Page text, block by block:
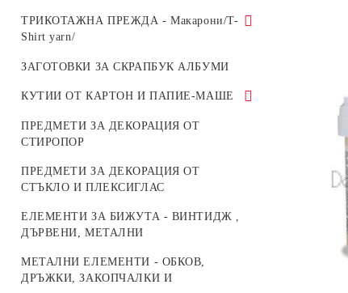
РАМКИ
ВЕЛИКДЕНСКИ
ДЕКОРАТИВНИ ФИГУРИ, ОСНОВИ
ЕДНА КУКА
ОСНОВИ ЗА БРОДИРАНИ БИЖУТА
БУКВИ И ЦИФРИ
ЖИВОТНИ
ОСНОВИ И МЕХАНИЗМИ ЗА
ЧАСОВНИЦИ
ТРИКОТАЖНА ПРЕЖДА - Макарони/T-
Shirt yarn/
ДЪРВЕНИ ОСНОВИ ЗА ПЛЕТЕНИ
Макарони/T-Shirt yarn
КАТАРАМИ И АКСЕСОАРИ ЗА
ЗАГОТОВКИ ЗА СКРАПБУК АЛБУМИ
КУТИИ ОТ КАРТОН И ПАПИЕ-МАШЕ
КУРИЕРСКИ КАШОНИ
ПРЕДМЕТИ ЗА ДЕКОРАЦИЯ ОТ
СТИРОПОР
ПРЕДМЕТИ ЗА ДЕКОРАЦИЯ ОТ
СТЪКЛО И ПЛЕКСИГЛАС
ЕЛЕМЕНТИ ЗА БИЖУТА - ВИНТИДЖ ,
ДЪРВЕНИ, МЕТАЛНИ
МЕТАЛНИ ЕЛЕМЕНТИ - ОБКОВ,
ДРЪЖКИ, ЗАКОПЧАЛКИ И